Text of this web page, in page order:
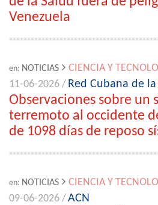
Venezuela
en: NOTICIAS
CIENCIA Y
11-06-2026 / Red Cubana de
Observaciones sobre un
terremoto al occidente
de 1098 días de reposo
en: NOTICIAS
CIENCIA Y
09-06-2026 /ACN